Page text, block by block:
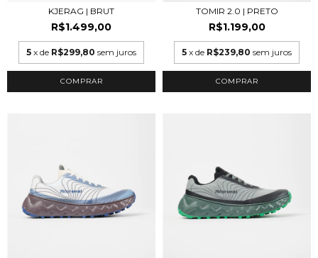
KJERAG | BRUT
R$1.499,00
5 x de R$299,80 sem juros
COMPRAR
TOMIR 2.0 | PRETO
R$1.199,00
5 x de R$239,80 sem juros
COMPRAR